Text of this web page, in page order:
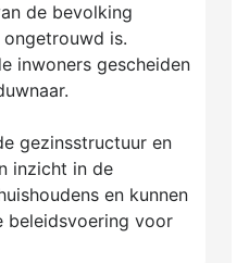
de bevolking
is.
inwoners gescheiden
gezinsstructuur en
inzicht in de
en kunnen
beleidsvoering voor